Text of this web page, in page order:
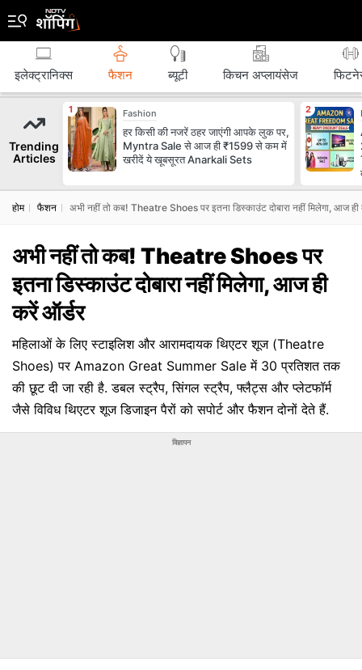
इलेक्ट्रानिक्स फैशन ब्‍यूटी किचन अप्लायंसेज
Trending
Articles
Fashion
हर किसी की नजरें ठहर जाएंगी आपके लुक पर,
Myntra Sale से आज ही ₹1599 से कम में
खरीदें ये खूबसूरत Anarkali Sets
होम फैशन अभी नहीं तो कब! Theatre Shoes पर इतना डिस्‍काउंट दोबारा नहीं मिलेगा, आज
अभी नहीं तो कब! Theatre Shoes पर
इतना डिस्‍काउंट दोबारा नहीं मिलेगा, आज ही
करें ऑर्डर
महिलाओं के लिए स्टाइलिश और आरामदायक थिएटर शूज (Theatre
Shoes) पर Amazon Great Summer Sale में 30 प्रतिशत तक
की छूट दी जा रही है. डबल स्ट्रैप, सिंगल स्ट्रैप, फ्लैट्स और प्लेटफॉर्म
जैसे विविध थिएटर शूज डिजाइन पैरों को सपोर्ट और फैशन दोनों देते हैं.
विज्ञापन